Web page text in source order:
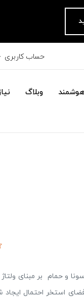
حساب کاربری
وبلاگ
استخر احتمال ایجاد